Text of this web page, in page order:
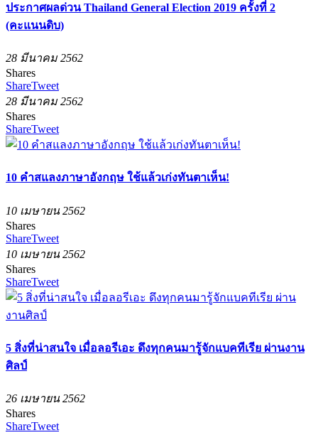
ประกาศผลด่วน Thailand General Election 2019 ครั้งที่ 2
(คะแนนดิบ)
28 มีนาคม 2562
Shares
ShareTweet
28 มีนาคม 2562
Shares
ShareTweet
10 คำสแลงภาษาอังกฤษ ใช้แล้วเก่งทันตาเห็น!
10 เมษายน 2562
Shares
ShareTweet
10 เมษายน 2562
Shares
ShareTweet
5 สิ่งที่น่าสนใจ เมื่อลอรีเอะ ดึงทุกคนมารู้จักแบคทีเรีย ผ่านงาน
ศิลป์
26 เมษายน 2562
Shares
ShareTweet